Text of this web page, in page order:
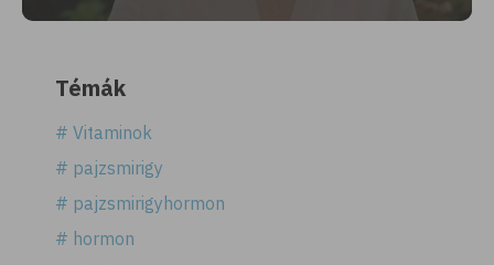
Témák
# Vitaminok
# pajzsmirigy
# pajzsmirigyhormon
# hormon